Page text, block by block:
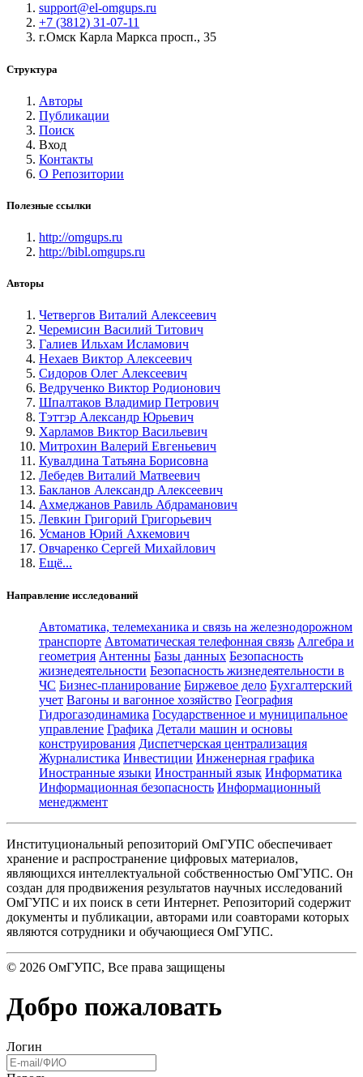
support@el-omgups.ru
+7 (3812) 31-07-11
г.Омск Карла Маркса просп., 35
Структура
Авторы
Публикации
Поиск
Вход
Контакты
О Репозитории
Полезные ссылки
http://omgups.ru
http://bibl.omgups.ru
Авторы
Четвергов Виталий Алексеевич
Черемисин Василий Титович
Галиев Ильхам Исламович
Нехаев Виктор Алексеевич
Сидоров Олег Алексеевич
Ведрученко Виктор Родионович
Шпалтаков Владимир Петрович
Тэттэр Александр Юрьевич
Харламов Виктор Васильевич
Митрохин Валерий Евгеньевич
Кувалдина Татьяна Борисовна
Лебедев Виталий Матвеевич
Бакланов Александр Алексеевич
Ахмеджанов Равиль Абдраманович
Левкин Григорий Григорьевич
Усманов Юрий Ахкемович
Овчаренко Сергей Михайлович
Ещё...
Направление исследований
Автоматика, телемеханика и связь на железнодорожном
транспорте Автоматическая телефонная связь Алгебра и
геометрия Антенны Базы данных Безопасность
жизнедеятельности Безопасность жизнедеятельности в
ЧС Бизнес-планирование Биржевое дело Бухгалтерский
учет Вагоны и вагонное хозяйство География
Гидрогазодинамика Государственное и муниципальное
управление Графика Детали машин и основы
конструирования Диспетчерская централизация
Журналистика Инвестиции Инженерная графика
Иностранные языки Иностранный язык Информатика
Информационная безопасность Информационный
менеджмент
Институциональный репозиторий ОмГУПС обеспечивает
хранение и распространение цифровых материалов,
являющихся интеллектуальной собственностью ОмГУПС. Он
создан для продвижения результатов научных исследований
ОмГУПС и их поиск в сети Интернет. Репозиторий содержит
документы и публикации, авторами или соавторами которых
являются сотрудники и обучающиеся ОмГУПС.
© 2026 ОмГУПС, Все права защищены
Добро пожаловать
Логин